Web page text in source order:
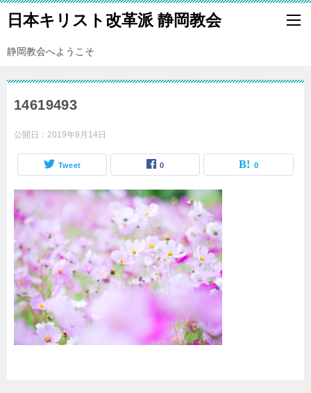
日本キリスト改革派 静岡教会
静岡教会へようこそ
14619493
公開日： 2019年9月14日
Tweet 0 0